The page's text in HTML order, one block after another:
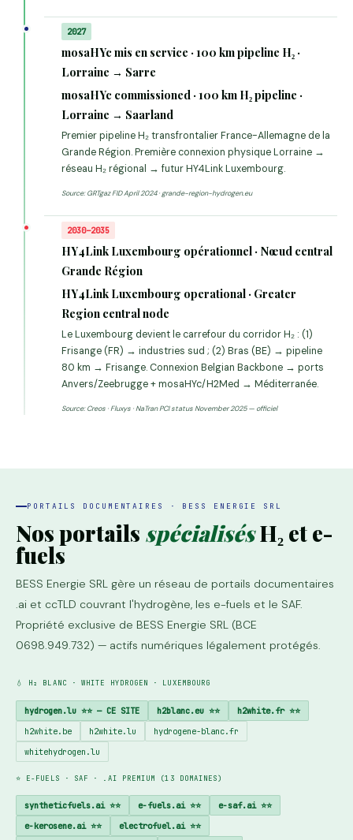
2027
mosaHYc mis en service · 100 km pipeline H₂ ·
Lorraine → Sarre
mosaHYc commissioned · 100 km H₂ pipeline ·
Lorraine → Saarland
Premier pipeline H₂ transfrontalier France-Allemagne de la
Grande Région. Première connexion physique Lorraine →
réseau H₂ régional → futur HY4Link Luxembourg.
Source: GRTgaz FID April 2024 · grande-region-hydrogen.eu
2030–2035
HY4Link Luxembourg opérationnel · Nœud central
Grande Région
HY4Link Luxembourg operational · Greater
Region central node
Le Luxembourg devient le carrefour du corridor H₂ : (1)
Frisange (FR) → industries sud ; (2) Bras (BE) → pipeline
80 km → Frisange. Connexion Belgian Backbone → ports
Anvers/Zeebrugge + mosaHYc/H2Med → Méditerranée.
Source: Creos · Fluxys · NaTran PCI status November 2025 — officiel
PORTAILS DOCUMENTAIRES · BESS ENERGIE SRL
Nos portails spécialisésH₂ et e-
fuels
BESS Energie SRL gère un réseau de portails documentaires
.ai et ccTLD couvrant l'hydrogène, les e-fuels et le SAF.
Propriété exclusive de BESS Energie SRL (BCE
0698.949.732) — actifs numériques légalement protégés.
💧 H₂ BLANC · WHITE HYDROGEN · LUXEMBOURG
hydrogen.lu ⭐⭐ — CE SITE h2blanc.eu ⭐⭐
h2white.fr ⭐⭐
h2white.be
h2white.lu
hydrogene-blanc.fr
whitehydrogen.lu
⭐ E-FUELS · SAF · .AI PREMIUM (13 DOMAINES)
syntheticfuels.ai ⭐⭐ e-fuels.ai ⭐⭐
e-saf.ai ⭐⭐
e-kerosene.ai ⭐⭐
electrofuel.ai ⭐⭐